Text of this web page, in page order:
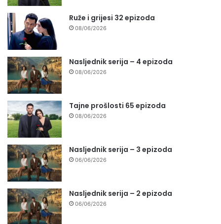
Ruže i grijesi 32 epizoda
08/06/2026
Nasljednik serija – 4 epizoda
08/06/2026
Tajne prošlosti 65 epizoda
08/06/2026
Nasljednik serija – 3 epizoda
06/06/2026
Nasljednik serija – 2 epizoda
06/06/2026